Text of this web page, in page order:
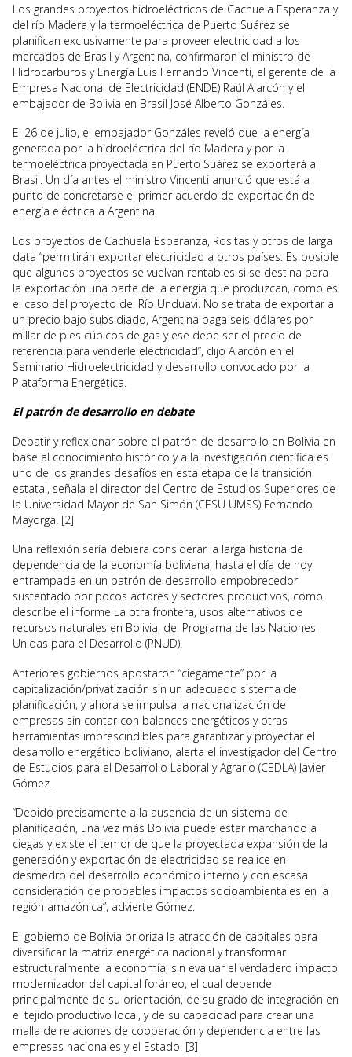
Los grandes proyectos hidroeléctricos de Cachuela Esperanza y
del río Madera y la termoeléctrica de Puerto Suárez se
planifican exclusivamente para proveer electricidad a los
mercados de Brasil y Argentina, confirmaron el ministro de
Hidrocarburos y Energía Luis Fernando Vincenti, el gerente de la
Empresa Nacional de Electricidad (ENDE) Raúl Alarcón y el
embajador de Bolivia en Brasil José Alberto Gonzáles.
El 26 de julio, el embajador Gonzáles reveló que la energía
generada por la hidroeléctrica del río Madera y por la
termoeléctrica proyectada en Puerto Suárez se exportará a
Brasil. Un día antes el ministro Vincenti anunció que está a
punto de concretarse el primer acuerdo de exportación de
energía eléctrica a Argentina.
Los proyectos de Cachuela Esperanza, Rositas y otros de larga
data “permitirán exportar electricidad a otros países. Es posible
que algunos proyectos se vuelvan rentables si se destina para
la exportación una parte de la energía que produzcan, como es
el caso del proyecto del Río Unduavi. No se trata de exportar a
un precio bajo subsidiado, Argentina paga seis dólares por
millar de pies cúbicos de gas y ese debe ser el precio de
referencia para venderle electricidad”, dijo Alarcón en el
Seminario Hidroelectricidad y desarrollo convocado por la
Plataforma Energética.
El patrón de desarrollo en debate
Debatir y reflexionar sobre el patrón de desarrollo en Bolivia en
base al conocimiento histórico y a la investigación científica es
uno de los grandes desafíos en esta etapa de la transición
estatal, señala el director del Centro de Estudios Superiores de
la Universidad Mayor de San Simón (CESU UMSS) Fernando
Mayorga. [2]
Una reflexión sería debiera considerar la larga historia de
dependencia de la economía boliviana, hasta el día de hoy
entrampada en un patrón de desarrollo empobrecedor
sustentado por pocos actores y sectores productivos, como
describe el informe La otra frontera, usos alternativos de
recursos naturales en Bolivia, del Programa de las Naciones
Unidas para el Desarrollo (PNUD).
Anteriores gobiernos apostaron “ciegamente” por la
capitalización/privatización sin un adecuado sistema de
planificación, y ahora se impulsa la nacionalización de
empresas sin contar con balances energéticos y otras
herramientas imprescindibles para garantizar y proyectar el
desarrollo energético boliviano, alerta el investigador del Centro
de Estudios para el Desarrollo Laboral y Agrario (CEDLA) Javier
Gómez.
“Debido precisamente a la ausencia de un sistema de
planificación, una vez más Bolivia puede estar marchando a
ciegas y existe el temor de que la proyectada expansión de la
generación y exportación de electricidad se realice en
desmedro del desarrollo económico interno y con escasa
consideración de probables impactos socioambientales en la
región amazónica”, advierte Gómez.
El gobierno de Bolivia prioriza la atracción de capitales para
diversificar la matriz energética nacional y transformar
estructuralmente la economía, sin evaluar el verdadero impacto
modernizador del capital foráneo, el cual depende
principalmente de su orientación, de su grado de integración en
el tejido productivo local, y de su capacidad para crear una
malla de relaciones de cooperación y dependencia entre las
empresas nacionales y el Estado. [3]